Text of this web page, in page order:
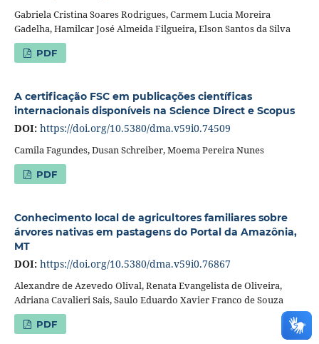
Gabriela Cristina Soares Rodrigues, Carmem Lucia Moreira
Gadelha, Hamilcar José Almeida Filgueira, Elson Santos da Silva
PDF
A certificação FSC em publicações científicas
internacionais disponíveis na Science Direct e Scopus
DOI: https://doi.org/10.5380/dma.v59i0.74509
Camila Fagundes, Dusan Schreiber, Moema Pereira Nunes
PDF
Conhecimento local de agricultores familiares sobre
árvores nativas em pastagens do Portal da Amazônia,
MT
DOI: https://doi.org/10.5380/dma.v59i0.76867
Alexandre de Azevedo Olival, Renata Evangelista de Oliveira,
Adriana Cavalieri Sais, Saulo Eduardo Xavier Franco de Souza
PDF